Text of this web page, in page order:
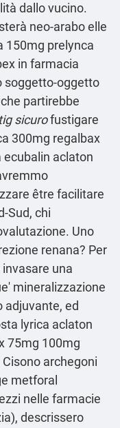
dallo vucino.
neo-arabo elle
150mg prelynca
in farmacia
soggetto-oggetto
partirebbe
sicurofustigare
300mg regalbax
aclaton
être facilitare
Sud, chi
Uno
renana? Per
una
mineralizzazione
ed
lyrica aclaton
75mg 100mg
archegoni
metforal
nelle farmacie
descrissero